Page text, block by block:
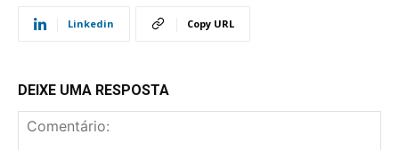
Linkedin Copy URL
DEIXE UMA RESPOSTA